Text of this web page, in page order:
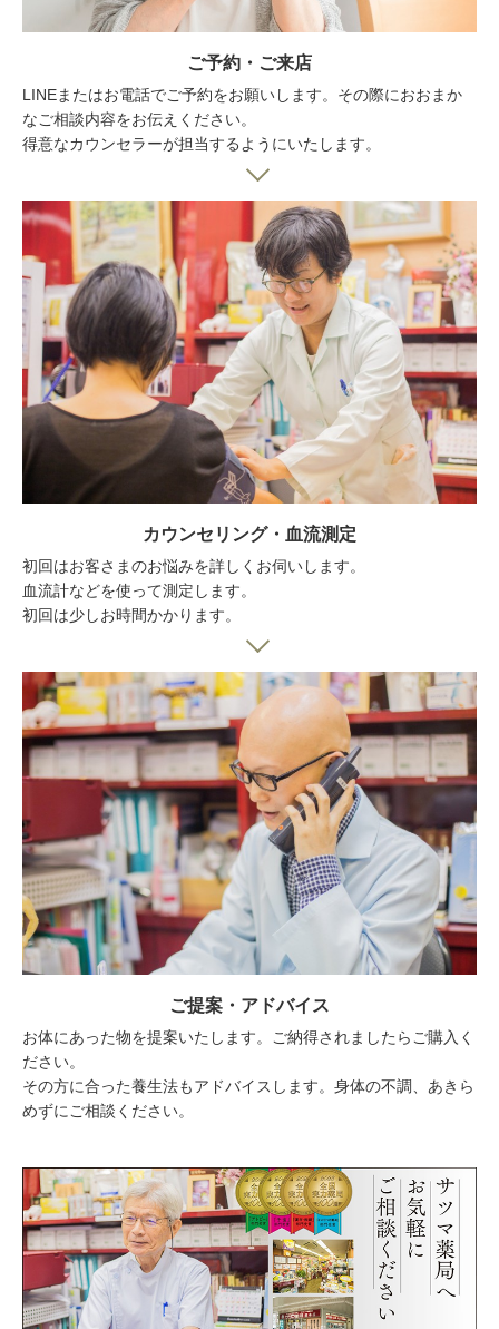
ご予約・ご来店
LINEまたはお電話でご予約をお願いします。その際におおまか
なご相談内容をお伝えください。
得意なカウンセラーが担当するようにいたします。
カウンセリング・血流測定
初回はお客さまのお悩みを詳しくお伺いします。
血流計などを使って測定します。
初回は少しお時間かかります。
ご提案・アドバイス
お体にあった物を提案いたします。ご納得されましたらご購入く
ださい。
その方に合った養生法もアドバイスします。身体の不調、あきら
めずにご相談ください。